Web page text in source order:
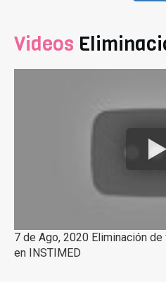
Videos
7 de Ago, 2020 Eliminación
en INSTIMED